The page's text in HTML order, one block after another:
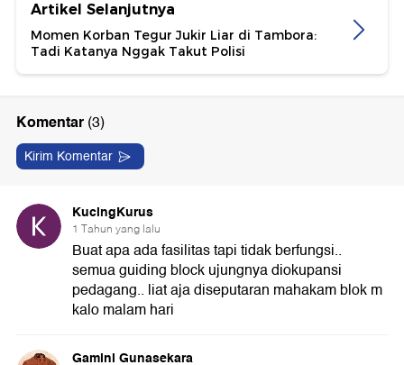
Artikel Selanjutnya
Momen Korban Tegur Jukir Liar di Tambora:
Tadi Katanya Nggak Takut Polisi